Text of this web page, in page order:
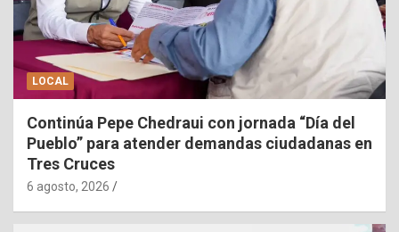
LOCAL
Continúa Pepe Chedraui con jornada “Día del
Pueblo” para atender demandas ciudadanas en
Tres Cruces
6 agosto, 2026